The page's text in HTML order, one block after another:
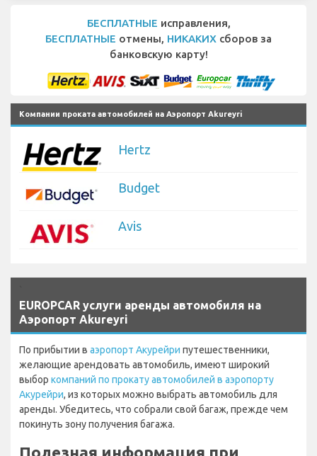
БЕСПЛАТНЫЕ исправления,
БЕСПЛАТНЫЕ отмены, НИКАКИХ сборов за
банковскую карту!
Компании проката автомобилей на Аэропорт Akureyri
Hertz
Budget
Avis
EUROPCAR услуги аренды автомобиля на
Аэропорт Akureyri
По прибытии в аэропорт Акурейри путешественники,
желающие арендовать автомобиль, имеют широкий
выбор компаний по прокату автомобилей в аэропорту
Акурейри, из которых можно выбрать автомобиль для
аренды. Убедитесь, что собрали свой багаж, прежде чем
покинуть зону получения багажа.
Полезная информация при